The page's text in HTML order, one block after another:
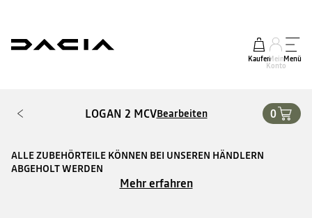
KaufenMein
Konto
Menü
LOGAN 2 MCVBearbeiten 0
ALLE ZUBEHÖRTEILE KÖNNEN BEI UNSEREN HÄNDLERN
ABGEHOLT WERDEN
Mehr erfahren